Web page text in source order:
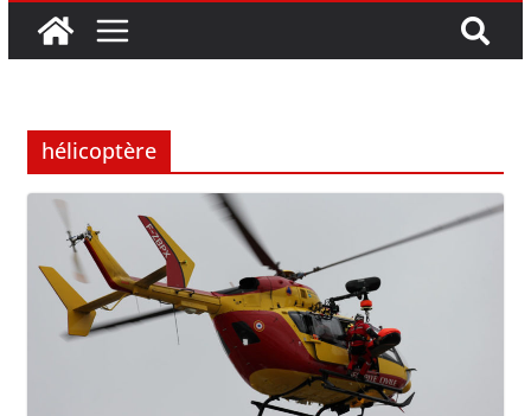
hélicoptère